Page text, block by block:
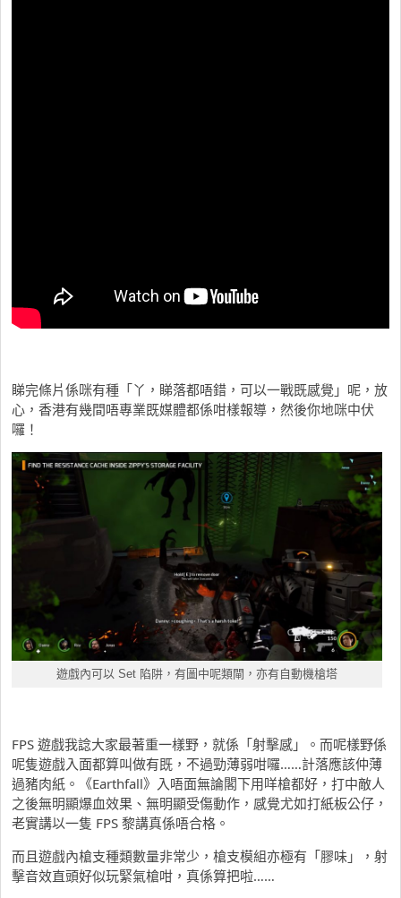
睇完條片係咪有種「丫，睇落都唔錯，可以一戰既感覺」呢，放
心，香港有幾間唔專業既媒體都係咁樣報導，然後你地咪中伏
囉！
遊戲內可以 Set 陷阱，有圖中呢類閘，亦有自動機槍塔
FPS 遊戲我諗大家最著重一樣野，就係「射擊感」。而呢樣野係
呢隻遊戲入面都算叫做有既，不過勁薄弱咁囉……計落應該仲薄
過豬肉紙。《Earthfall》入唔面無論閣下用咩槍都好，打中敵人
之後無明顯爆血效果、無明顯受傷動作，感覺尤如打紙板公仔，
老實講以一隻 FPS 黎講真係唔合格。
而且遊戲內槍支種類數量非常少，槍支模組亦極有「膠味」，射
擊音效直頭好似玩緊氣槍咁，真係算把啦……